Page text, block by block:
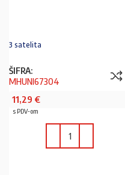
3 satelita
ŠIFRA:
MHUNI67304
11,29 €
s PDV-om